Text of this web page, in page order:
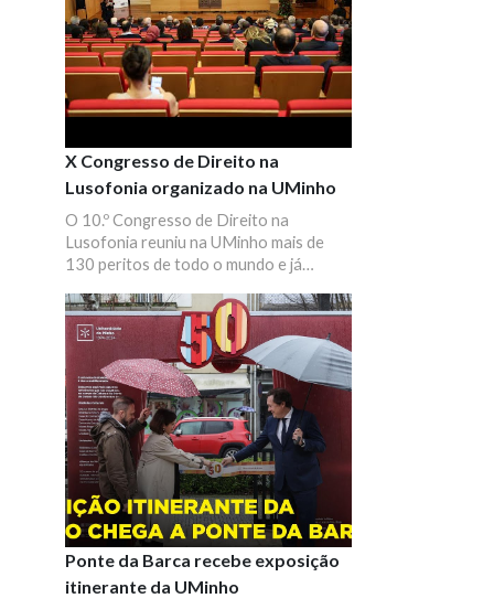
X Congresso de Direito na
Lusofonia organizado na UMinho
O 10.º Congresso de Direito na
Lusofonia reuniu na UMinho mais de
130 peritos de todo o mundo e já
Santo Tomé e Príncipe, Macau, Guiné-
Bissau.
Ponte da Barca recebe exposição
itinerante da UMinho